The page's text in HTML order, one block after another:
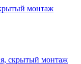
монтаж